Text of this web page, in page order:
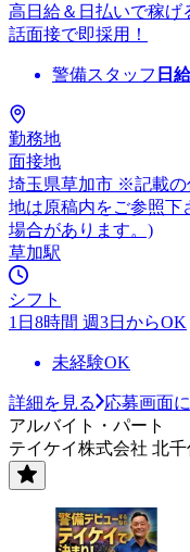
高日給＆日払いで稼げ
話面接で即採用！
警備スタッフ 日給
勤務地
面接地
埼玉県草加市 ※記載の
地は原稿内をご参照下
場合があります。)
草加駅
シフト
1日8時間 週3日からOK
未経験OK
詳細を見る
応募画面
アルバイト・パート
テイケイ株式会社 北